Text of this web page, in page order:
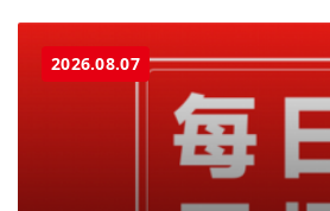
2026.08.07